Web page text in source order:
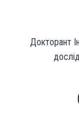
Докторант